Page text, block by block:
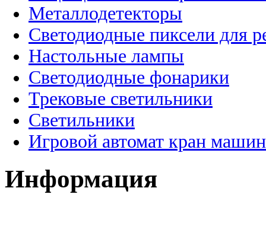
Металлодетекторы
Светодиодные пиксели для
Настольные лампы
Светодиодные фонарики
Трековые светильники
Светильники
Игровой автомат кран
Информация